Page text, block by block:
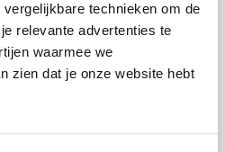
technieken om de
relevante advertenties te
waarmee we
zien dat je onze website hebt